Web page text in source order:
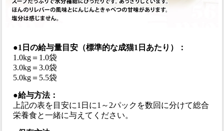
●1日の給与量目安（標準的な成猫1日あたり）：
1.0kg＝1.0袋
3.0kg＝3.0袋
5.0kg＝5.5袋
●給与方法：
上記の表を目安に1日に1～2パックを数回に分けて総合
栄養食と一緒に与えてください。